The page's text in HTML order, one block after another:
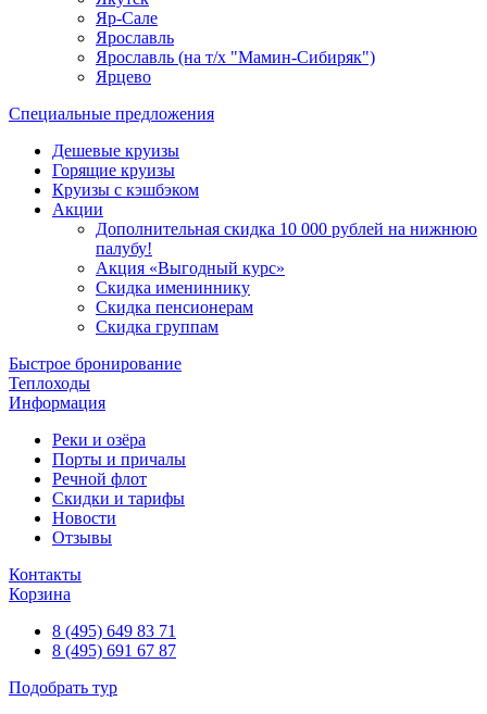
Яр-Сале
Ярославль
Ярославль (на т/х "Мамин-Сибиряк")
Ярцево
Специальные предложения
Дешевые круизы
Горящие круизы
Круизы с кэшбэком
Акции
Дополнительная скидка 10 000 рублей на нижнюю
палубу!
Акция «Выгодный курс»
Скидка имениннику
Скидка пенсионерам
Скидка группам
Быстрое бронирование
Теплоходы
Информация
Реки и озёра
Порты и причалы
Речной флот
Скидки и тарифы
Новости
Отзывы
Контакты
Корзина
8 (495) 649 83 71
8 (495) 691 67 87
Подобрать тур